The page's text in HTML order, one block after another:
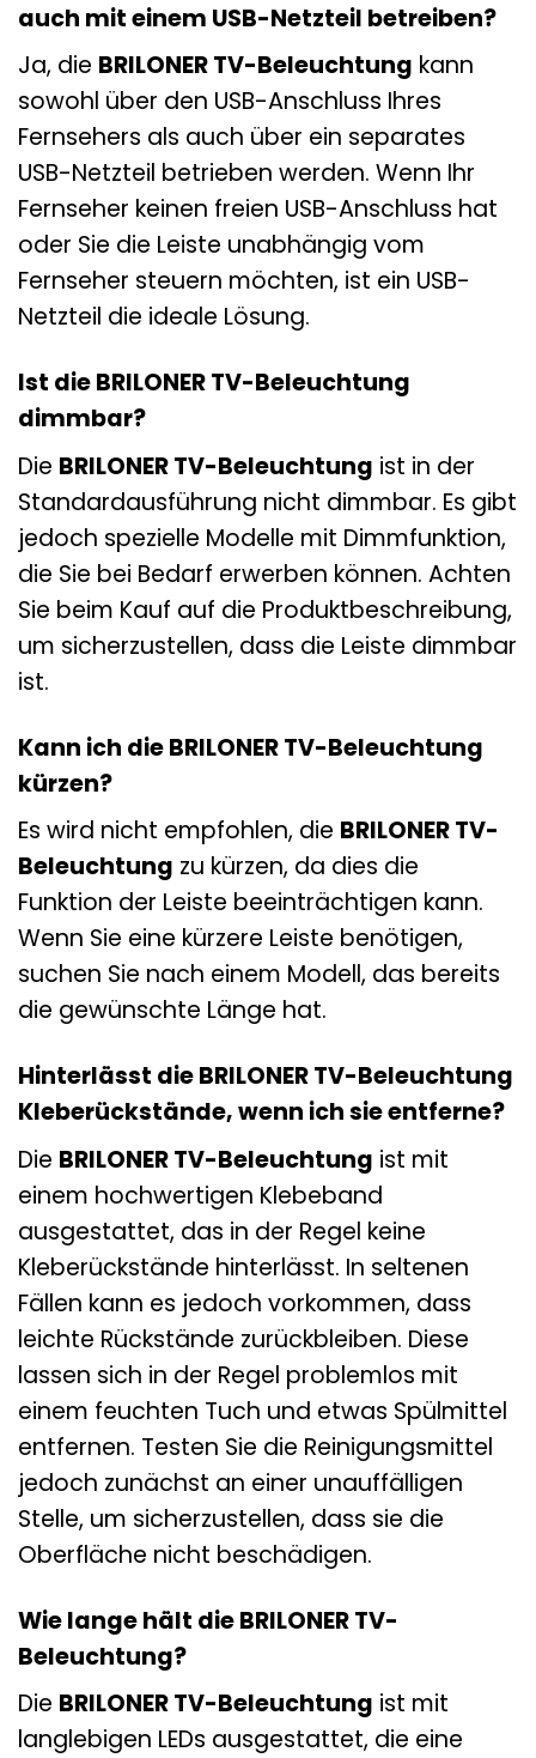
auch mit einem USB-Netzteil betreiben?
Ja, die BRILONER TV-Beleuchtung kann
sowohl über den USB-Anschluss Ihres
Fernsehers als auch über ein separates
USB-Netzteil betrieben werden. Wenn Ihr
Fernseher keinen freien USB-Anschluss hat
oder Sie die Leiste unabhängig vom
Fernseher steuern möchten, ist ein USB-
Netzteil die ideale Lösung.
Ist die BRILONER TV-Beleuchtung
dimmbar?
Die BRILONER TV-Beleuchtung ist in der
Standardausführung nicht dimmbar. Es gibt
jedoch spezielle Modelle mit Dimmfunktion,
die Sie bei Bedarf erwerben können. Achten
Sie beim Kauf auf die Produktbeschreibung,
um sicherzustellen, dass die Leiste dimmbar
ist.
Kann ich die BRILONER TV-Beleuchtung
kürzen?
Es wird nicht empfohlen, die BRILONER TV-
Beleuchtung zu kürzen, da dies die
Funktion der Leiste beeinträchtigen kann.
Wenn Sie eine kürzere Leiste benötigen,
suchen Sie nach einem Modell, das bereits
die gewünschte Länge hat.
Hinterlässt die BRILONER TV-Beleuchtung
Kleberückstände, wenn ich sie entferne?
Die BRILONER TV-Beleuchtung ist mit
einem hochwertigen Klebeband
ausgestattet, das in der Regel keine
Kleberückstände hinterlässt. In seltenen
Fällen kann es jedoch vorkommen, dass
leichte Rückstände zurückbleiben. Diese
lassen sich in der Regel problemlos mit
einem feuchten Tuch und etwas Spülmittel
entfernen. Testen Sie die Reinigungsmittel
jedoch zunächst an einer unauffälligen
Stelle, um sicherzustellen, dass sie die
Oberfläche nicht beschädigen.
Wie lange hält die BRILONER TV-
Beleuchtung?
Die BRILONER TV-Beleuchtung ist mit
langlebigen LEDs ausgestattet, die eine